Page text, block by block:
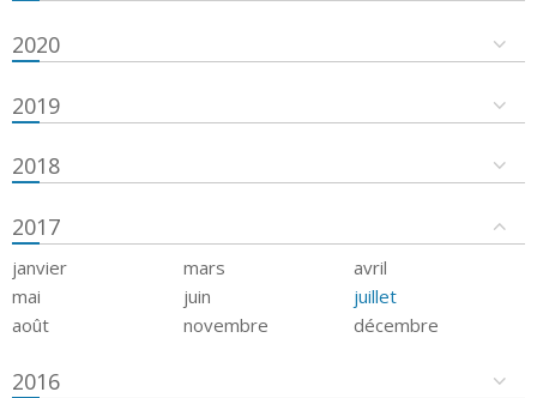
2020
2019
2018
2017
janvier mars
avril
mai
juin
juillet
août
novembre décembre
2016